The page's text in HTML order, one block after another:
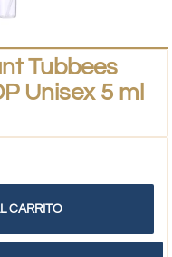
Tubbees
Unisex 5 ml
CARRITO